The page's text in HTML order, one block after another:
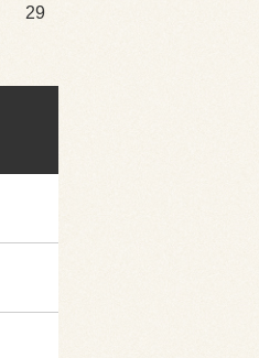
29